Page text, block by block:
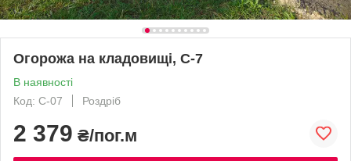
Огорожа на кладовищі, С-7
В наявності
Код: С-07
Роздріб
2 379 ₴/пог.м